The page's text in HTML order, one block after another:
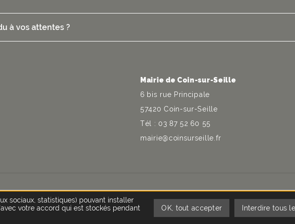
à vos attentes ?
Mairie de Coin-sur-Seille
6 bis rue Principale
57420 Coin-sur-Seille
Tél : 03 87 52 60 55
mairie@coinsurseille.fr
bénéficie du soutien financier de l'Union européenne
sociaux, statistiques) pouvant installer
votre accord qui est stockés pendant
OK, tout accepter Interdire tous